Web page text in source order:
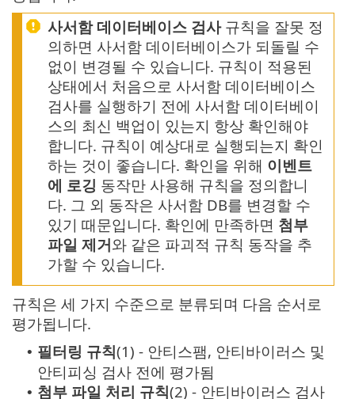
사서함 데이터베이스 검사규칙을 잘못 정
의하면 사서함 데이터베이스가 되돌릴 수
없이 변경될 수 있습니다. 규칙이 적용된
상태에서 처음으로 사서함 데이터베이스
검사를 실행하기 전에 사서함 데이터베이
스의 최신 백업이 있는지 항상 확인해야
합니다. 규칙이 예상대로 실행되는지 확인
하는 것이 좋습니다. 확인을 위해 이벤트
에 로깅 동작만 사용해 규칙을 정의합니
다. 그 외 동작은 사서함 DB를 변경할 수
있기 때문입니다. 확인에 만족하면 첨부
파일 제거와 같은 파괴적 규칙 동작을 추
가할 수 있습니다.
규칙은 세 가지 수준으로 분류되며 다음 순서로
평가됩니다.
• 필터링 규칙(1) - 안티스팸, 안티바이러스 및
안티피싱 검사 전에 평가됨
• 첨부 파일 처리 규칙(2) - 안티바이러스 검사